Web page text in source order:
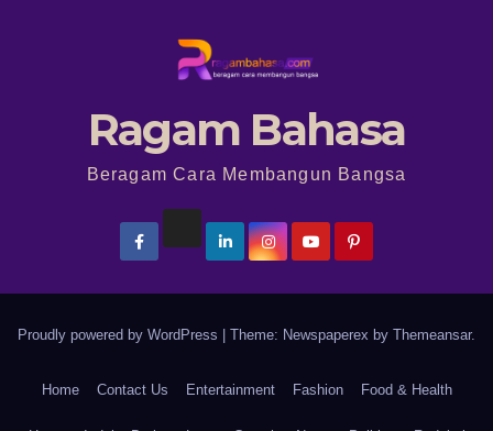
Ragam Bahasa
Beragam Cara Membangun Bangsa
Proudly powered by WordPress Theme: Newspaperex by Themeansar.
Home Contact Us Entertainment Fashion Food & Health